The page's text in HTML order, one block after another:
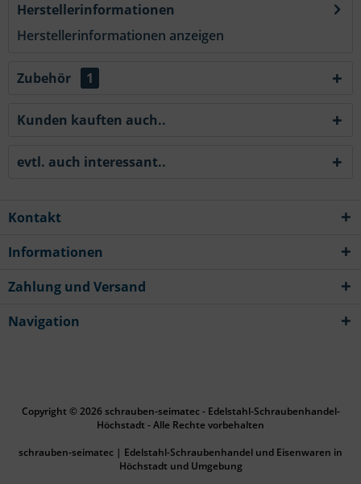
Herstellerinformationen
Herstellerinformationen anzeigen
Zubehör 1
Kunden kauften auch..
evtl. auch interessant..
Kontakt
Informationen
Zahlung und Versand
Navigation
Copyright © 2026 schrauben-seimatec - Edelstahl-Schraubenhandel-
Höchstadt - Alle Rechte vorbehalten
schrauben-seimatec | Edelstahl-Schraubenhandel und Eisenwaren in
Höchstadt und Umgebung